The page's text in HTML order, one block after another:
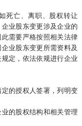
死亡、离职、股权转让
业股东变更涉及企业的
需要严格按照相关法律
业股东变更所需资料及
定，依法依规进行企业
的授权人签署，列明变
的股权结构和相关管理